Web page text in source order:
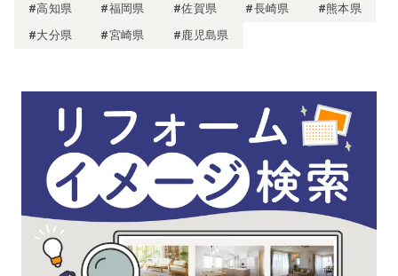
#高知県
#福岡県 #佐賀県 #長崎県
#熊本県
#大分県
#宮崎県 #鹿児島県